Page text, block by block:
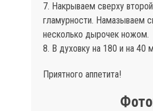
7. Накрываем сверху
гламурности. Намазываем
несколько дырочек ножом.
8. В духовку на 180 и на 40
Приятного аппетита!